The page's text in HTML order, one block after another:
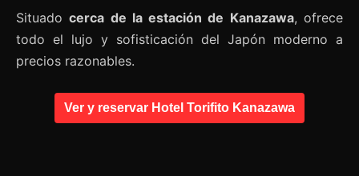
Situadocerca de la estación de Kanazawa, ofrece
todo el lujo y sofisticación del Japón moderno a
precios razonables.
Ver y reservar Hotel Torifito Kanazawa